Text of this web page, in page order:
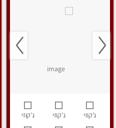
ג’קוזי ג’קוזי ג’קוזי